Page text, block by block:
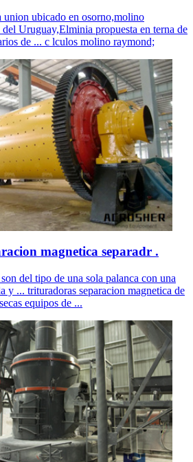
union ubicado en osorno,molino
Uruguay,Elminia propuesta en terna de
de ... c lculos molino raymond;
magnetica separadr .
del tipo de una sola palanca con una
y ... trituradoras separacion magnetica de
equipos de ...